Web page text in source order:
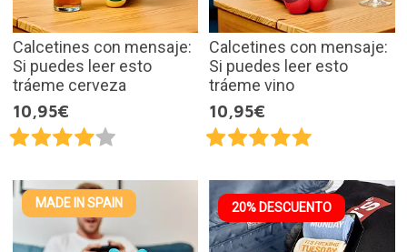
Calcetines con mensaje:
Si puedes leer esto
tráeme cerveza
10,95€
Calcetines con mensaje:
Si puedes leer esto
tráeme vino
10,95€
MADE IN SPAIN 20% DESCUENTO